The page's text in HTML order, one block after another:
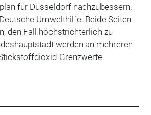
für Düsseldorf nachzubessern.
Umwelthilfe. Beide Seiten
den Fall höchstrichterlich zu
werden an mehreren
Grenzwerte